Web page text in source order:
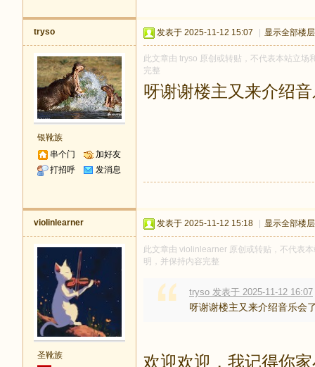
tryso
银靴族
串个门
加好友
打招呼
发消息
发表于 2025-11-12 15:07 显示全部楼层
此文章由 tryso 原创或转贴，不代表本站立
完整
呀谢谢楼主又来介绍
violinlearner
圣靴族
发表于 2025-11-12 15:18 显示全部楼层
此文章由 violinlearner 原创或转贴，不代表
明，并保持内容完整
tryso 发表于 2025-11-12 16:07
呀谢谢楼主又来介绍音乐会
欢迎欢迎，我记得你